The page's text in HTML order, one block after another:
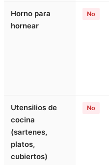
Horno para
hornear
No
Utensilios de
cocina
(sartenes,
platos,
cubiertos)
No